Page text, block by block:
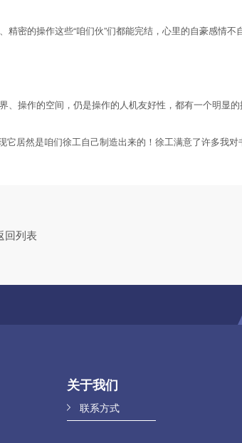
的操作这些“咱们伙”们都能完结，心里的自豪感情不自
操作的空间，仍是操作的人机友好性，都有一个明显的
然是咱们徐工自己制造出来的！徐工满意了许多我对
回列表
关于我们
联系方式